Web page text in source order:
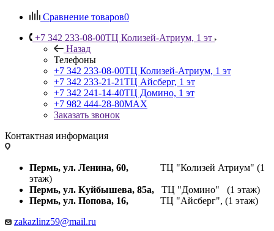
Сравнение товаров0
+7 342 233-08-00ТЦ Колизей-Атриум, 1 эт
Назад
Телефоны
+7 342 233-08-00ТЦ Колизей-Атриум, 1 эт
+7 342 233-21-21ТЦ Айсберг, 1 эт
+7 342 241-14-40ТЦ Домино, 1 эт
+7 982 444-28-80MAX
Заказать звонок
Контактная информация
Пермь, ул. Ленина, 60, ТЦ "Колизей Атриум" (1
этаж)
Пермь, ул. Куйбышева, 85а, ТЦ "Домино" (1 этаж)
Пермь, ул. Попова, 16, ТЦ "Айсберг", (1 этаж)
zakazlinz59@mail.ru